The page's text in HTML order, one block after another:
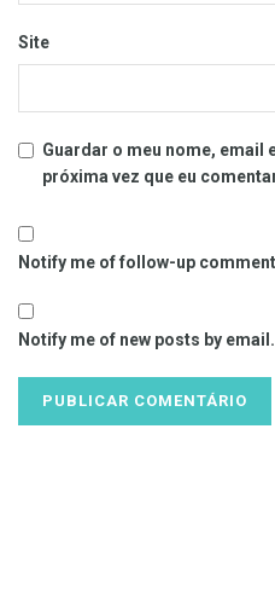
Site
Guardar o meu nome, email
próxima vez que eu
Notify me of follow-up
Notify me of new posts by email.